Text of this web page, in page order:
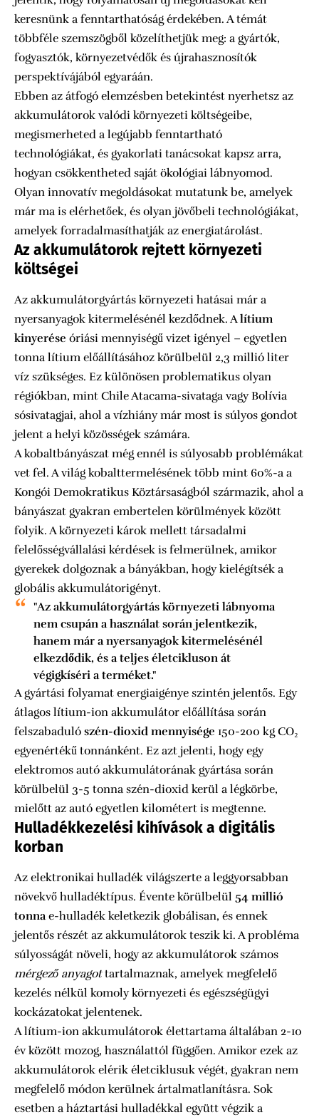
keresnünk a fenntarthatóság érdekében. A témát
többféle szemszögből közelíthetjük meg: a gyártók,
fogyasztók, környezetvédők és újrahasznosítók
perspektívájából egyaráán.
Ebben az átfogó elemzésben betekintést nyerhetsz az
akkumulátorok valódi környezeti költségeibe,
megismerheted a legújabb fenntartható
technológiákat, és gyakorlati tanácsokat kapsz arra,
hogyan csökkentheted saját ökológiai lábnyomod.
Olyan innovatív megoldásokat mutatunk be, amelyek
már ma is elérhetőek, és olyan jövőbeli technológiákat,
amelyek forradalmasíthatják az energiatárolást.
Az akkumulátorok rejtett környezeti
költségei
Az akkumulátorgyártás környezeti hatásai már a
nyersanyagok kitermelésénél kezdődnek. Alítium
kinyerése óriási mennyiségű vizet igényel – egyetlen
tonna lítium előállításához körülbelül 2,3 millió liter
víz szükséges. Ez különösen problematikus olyan
régiókban, mint Chile Atacama-sivataga vagy Bolívia
sósivatagjai, ahol a vízhiány már most is súlyos gondot
jelent a helyi közösségek számára.
A kobaltbányászat még ennél is súlyosabb problémákat
vet fel. A világ kobalttermelésének több mint 60%-a a
Kongói Demokratikus Köztársaságból származik, ahol a
bányászat gyakran embertelen körülmények között
folyik. A környezeti károk mellett társadalmi
felelősségvállalási kérdések is felmerülnek, amikor
gyerekek dolgoznak a bányákban, hogy kielégítsék a
globális akkumulátorigényt.
"Az akkumulátorgyártás környezeti lábnyoma
nem csupán a használat során jelentkezik,
hanem már a nyersanyagok kitermelésénél
elkezdődik, és a teljes életcikluson át
végigkíséri a terméket."
A gyártási folyamat energiaigénye szintén jelentős. Egy
átlagos lítium-ion akkumulátor előállítása során
felszabaduló szén-dioxid mennyisége 150-200 kg CO₂
egyenértékű tonnánként. Ez azt jelenti, hogy egy
elektromos autó akkumulátorának gyártása során
körülbelül 3-5 tonna szén-dioxid kerül a légkörbe,
mielőtt az autó egyetlen kilométert is megtenne.
Hulladékkezelési kihívások a digitális
korban
Az elektronikai hulladék világszerte a leggyorsabban
növekvő hulladéktípus. Évente körülbelül 54 millió
tonnae-hulladék keletkezik globálisan, és ennek
jelentős részét az akkumulátorok teszik ki. A probléma
súlyosságát növeli, hogy az akkumulátorok számos
mérgező anyagottartalmaznak, amelyek megfelelő
kezelés nélkül komoly környezeti és egészségügyi
kockázatokat jelentenek.
A lítium-ion akkumulátorok élettartama általában 2-10
év között mozog, használattól függően. Amikor ezek az
akkumulátorok elérik életciklusuk végét, gyakran nem
megfelelő módon kerülnek ártalmatlanításra. Sok
esetben a háztartási hulladékkal együtt végzik a